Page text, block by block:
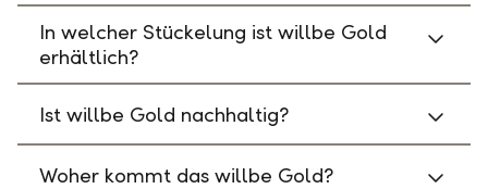
In welcher Stückelung ist willbe Gold
erhältlich?
Ist willbe Gold nachhaltig?
Woher kommt das willbe Gold?